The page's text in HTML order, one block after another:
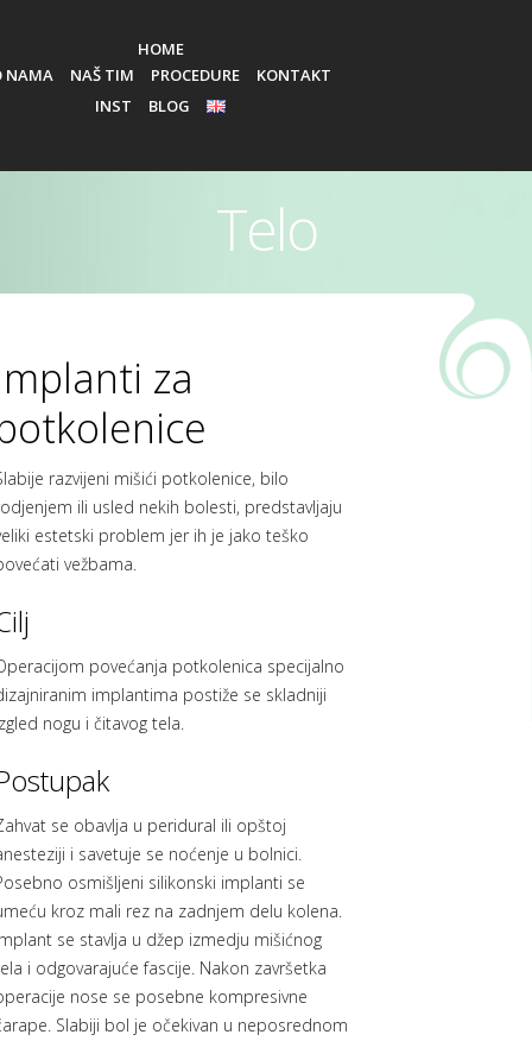
HOME
NAMA
NAŠ TIM PROCEDURE
KONTAKT
INST
BLOG EN
Telo
za
razvijeni mišići potkolenice, bilo
ili usled nekih bolesti, predstavljaju
estetski problem jer ih je jako teško
vežbama.
povećanja potkolenica specijalno
implantima postiže se skladniji
nogu i čitavog tela.
se obavlja u peridural ili opštoj
i savetuje se noćenje u bolnici.
osmišljeni silikonski implanti se
kroz mali rez na zadnjem delu kolena.
se stavlja u džep izmedju mišićnog
i odgovarajuće fascije. Nakon završetka
nose se posebne kompresivne
Slabiji bol je očekivan u neposrednom